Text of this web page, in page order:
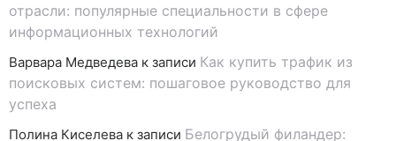
отрасли: популярные специальности в сфере
информационных технологий
Варвара Медведева к записи Как купить трафик из
поисковых систем: пошаговое руководство для
успеха
Полина Киселева к записи Белогрудый филандер: